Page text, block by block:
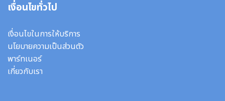
เงื่อนไขทั่วไป
เงื่อนไขในการให้บริการ
นโยบายความเป็นส่วนตัว
พาร์ทเนอร์
เกี่ยวกับเรา